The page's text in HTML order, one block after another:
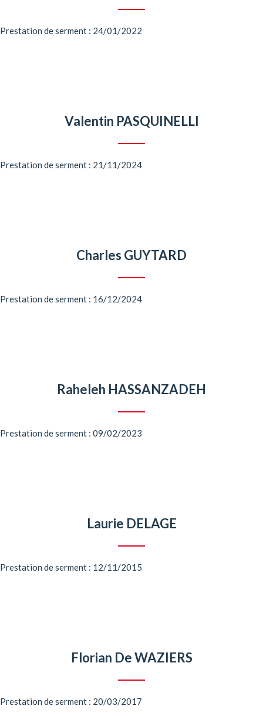
Prestation de serment : 24/01/2022
Valentin PASQUINELLI
Prestation de serment : 21/11/2024
Charles GUYTARD
Prestation de serment : 16/12/2024
Raheleh HASSANZADEH
Prestation de serment : 09/02/2023
Laurie DELAGE
Prestation de serment : 12/11/2015
Florian De WAZIERS
Prestation de serment : 20/03/2017